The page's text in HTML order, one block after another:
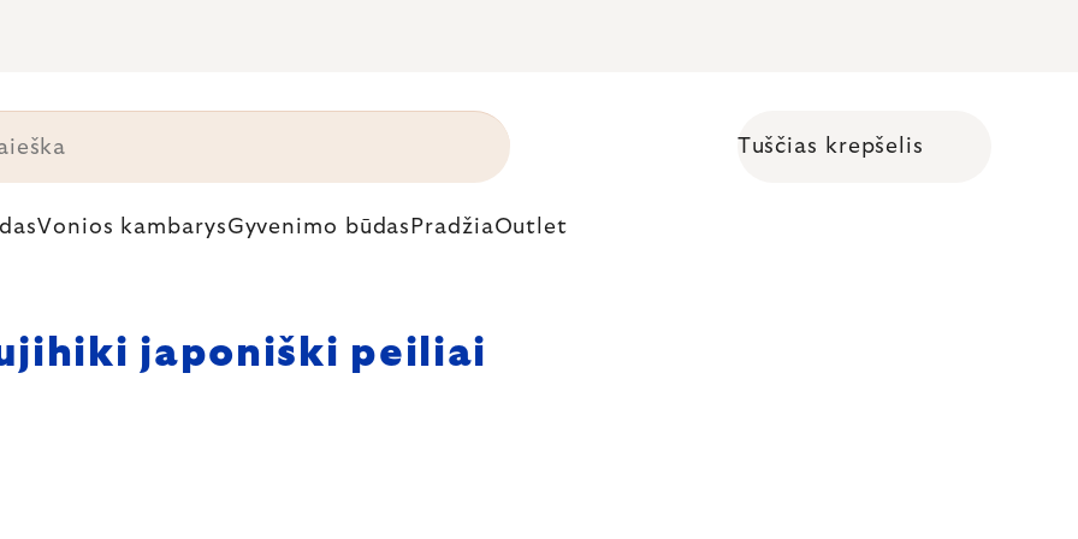
Shopping cart
Tuščias krepšelis
Vonios kambarysGyvenimo būdas PradžiaOutlet
japoniški peiliai